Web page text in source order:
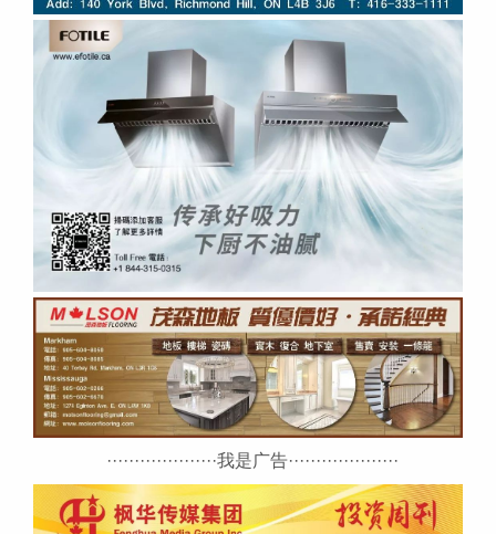
····················我是广告····················